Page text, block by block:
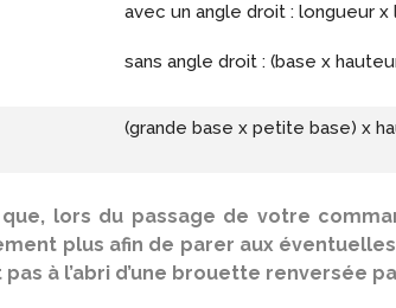
avec un angle droit : longueur
sans angle droit : (base x
(grande base x petite base) x
lors du passage de votre
plus afin de parer aux
pas à l’abri d’une brouette renversée